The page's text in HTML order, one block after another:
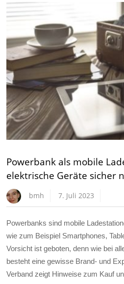
Powerbank als mobile
elektrische Geräte sicher
bmh 7. Juli 2023
Powerbanks sind mobile
wie zum Beispiel Smartphones,
Vorsicht ist geboten, denn wie bei
besteht eine gewisse Brand- und
Verband zeigt Hinweise zum Kauf